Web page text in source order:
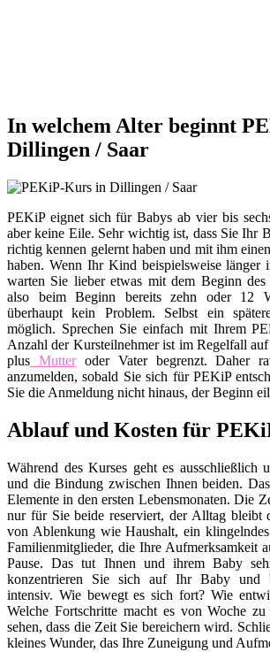
In welchem Alter beginnt
Dillingen / Saar
PEKiP eignet sich für Babys ab vier bis
aber keine Eile. Sehr wichtig ist, dass Sie Ihr
richtig kennen gelernt haben und mit ihm
haben. Wenn Ihr Kind beispielsweise länger
warten Sie lieber etwas mit dem Beginn
also beim Beginn bereits zehn oder 12
überhaupt kein Problem. Selbst ein
möglich. Sprechen Sie einfach mit Ihrem
Anzahl der Kursteilnehmer ist im Regelfall
plus Mutteroder Vater begrenzt. Daher
anzumelden, sobald Sie sich für PEKiP
Sie die Anmeldung nicht hinaus, der Beginn
Ablauf und Kosten für
Während des Kurses geht es ausschließlich
und die Bindung zwischen Ihnen beiden.
Elemente in den ersten Lebensmonaten. Die
nur für Sie beide reserviert, der Alltag bleibt
von Ablenkung wie Haushalt, ein
Familienmitglieder, die Ihre Aufmerksamkeit
Pause. Das tut Ihnen und ihrem Baby
konzentrieren Sie sich auf Ihr Baby und
intensiv. Wie bewegt es sich fort? Wie
Welche Fortschritte macht es von Woche
sehen, dass die Zeit Sie bereichern wird.
kleines Wunder, das Ihre Zuneigung und